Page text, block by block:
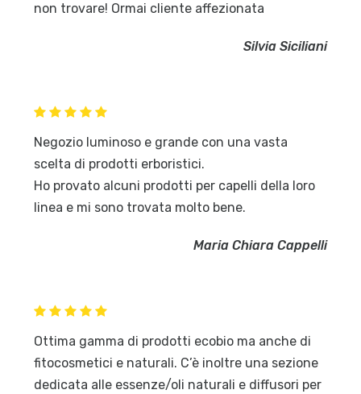
non trovare! Ormai cliente affezionata
Silvia Siciliani
Negozio luminoso e grande con una vasta
scelta di prodotti erboristici.
Ho provato alcuni prodotti per capelli della loro
linea e mi sono trovata molto bene.
Maria Chiara Cappelli
Ottima gamma di prodotti ecobio ma anche di
fitocosmetici e naturali. C’è inoltre una sezione
dedicata alle essenze/oli naturali e diffusori per